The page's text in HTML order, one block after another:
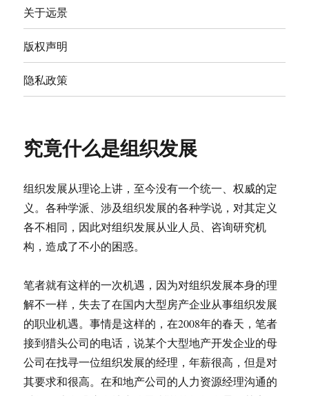
关于远景
版权声明
隐私政策
究竟什么是组织发展
组织发展从理论上讲，至今没有一个统一、权威的定
义。各种学派、涉及组织发展的各种学说，对其定义
各不相同，因此对组织发展从业人员、咨询研究机
构，造成了不小的困惑。
笔者就有这样的一次机遇，因为对组织发展本身的理
解不一样，失去了在国内大型房产企业从事组织发展
的职业机遇。事情是这样的，在2008年的春天，笔者
接到猎头公司的电话，说某个大型地产开发企业的母
公司在找寻一位组织发展的经理，年薪很高，但是对
其要求和很高。在和地产公司的人力资源经理沟通的